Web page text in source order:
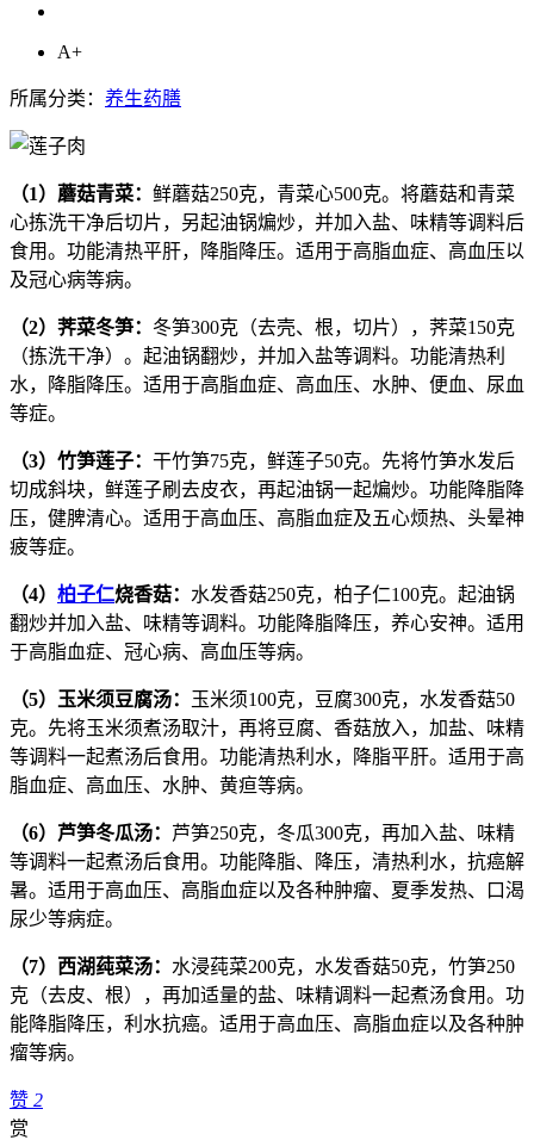
A+
所属分类： 养生药膳
（1）蘑菇青菜： 鲜蘑菇250克，青菜心500克。将蘑菇和青菜
心拣洗干净后切片，另起油锅煸炒，并加入盐、味精等调料后
食用。功能清热平肝，降脂降压。适用于高脂血症、高血压以
及冠心病等病。
（2）荠菜冬笋： 冬笋300克（去壳、根，切片），荠菜150克
（拣洗干净）。起油锅翻炒，并加入盐等调料。功能清热利
水，降脂降压。适用于高脂血症、高血压、水肿、便血、尿血
等症。
（3）竹笋莲子： 干竹笋75克，鲜莲子50克。先将竹笋水发后
切成斜块，鲜莲子刷去皮衣，再起油锅一起煸炒。功能降脂降
压，健脾清心。适用于高血压、高脂血症及五心烦热、头晕神
疲等症。
（4） 柏子仁烧香菇： 水发香菇250克，柏子仁100克。起油锅
翻炒并加入盐、味精等调料。功能降脂降压，养心安神。适用
于高脂血症、冠心病、高血压等病。
（5）玉米须豆腐汤：
玉米须100克，豆腐300克，水发香菇50
克。先将玉米须煮汤取汁，再将豆腐、香菇放入，加盐、味精
等调料一起煮汤后食用。功能清热利水，降脂平肝。适用于高
脂血症、高血压、水肿、黄疸等病。
（6）芦笋冬瓜汤： 芦笋250克，冬瓜300克，再加入盐、味精
等调料一起煮汤后食用。功能降脂、降压，清热利水，抗癌解
暑。适用于高血压、高脂血症以及各种肿瘤、夏季发热、口渴
尿少等病症。
（7）西湖莼菜汤： 水浸莼菜200克，水发香菇50克，竹笋250
克（去皮、根），再加适量的盐、味精调料一起煮汤食用。功
能降脂降压，利水抗癌。适用于高血压、高脂血症以及各种肿
瘤等病。
赞 2
赏